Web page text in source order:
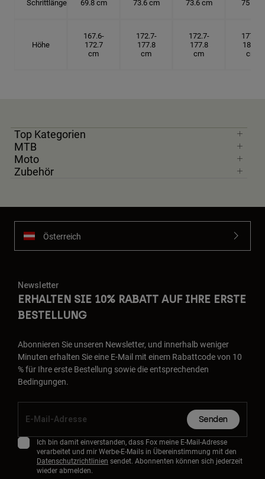
Schrittlänge 69.8 cm 73.6 cm 73.6 cm 75 cm
Höhe
167.6-
172.7
cm
172.7-
177.8
cm
172.7-
177.8
cm
177.8-
182.9
cm
Top Kategorien
MTB
Moto
Zubehör
Österreich
Newsletter
ERHALTEN SIE 10% RABATT AUF IHRE ERSTE
BESTELLUNG
Abonnieren Sie unseren Newsletter, und innerhalb weniger
Minuten erhalten Sie eine E-Mail mit einem Rabattcode von 10
% für Ihre erste Bestellung sowie die entsprechenden
Bedingungen.
Senden
Ich bin damit einverstanden, dass Fox meine E-Mail-Adresse
verarbeitet und mir Werbe-E-Mails in Übereinstimmung mit den
Datenschutzrichtlinien sendet. Abonnenten können sich jederzeit
wieder abmelden.